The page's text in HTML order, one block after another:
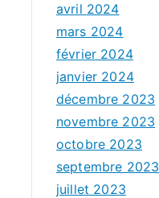
avril 2024
mars 2024
février 2024
janvier 2024
décembre 2023
novembre 2023
octobre 2023
septembre 2023
juillet 2023